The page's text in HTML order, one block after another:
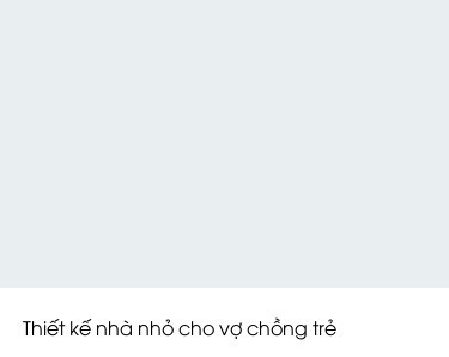
Thiết kế nhà nhỏ cho vợ chồng trẻ